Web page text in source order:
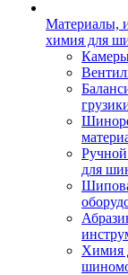
Материалы,
химия для
для
Химия